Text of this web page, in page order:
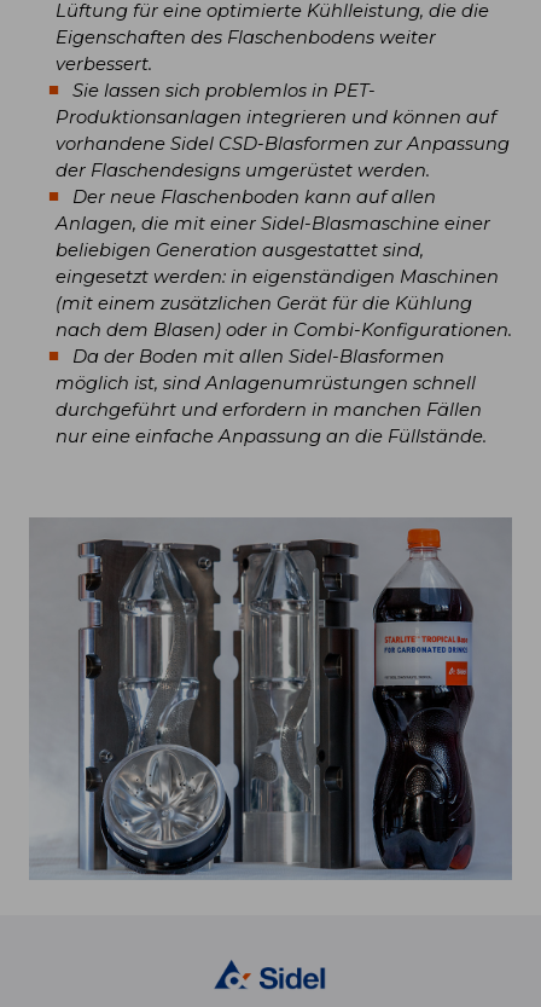
Lüftung für eine optimierte Kühlleistung, die die
Eigenschaften des Flaschenbodens weiter
verbessert.
Sie lassen sich problemlos in PET-
Produktionsanlagen integrieren und können auf
vorhandene Sidel CSD-Blasformen zur Anpassung
der Flaschendesigns umgerüstet werden.
Der neue Flaschenboden kann auf allen
Anlagen, die mit einer Sidel-Blasmaschine einer
beliebigen Generation ausgestattet sind,
eingesetzt werden: in eigenständigen Maschinen
(mit einem zusätzlichen Gerät für die Kühlung
nach dem Blasen) oder in Combi-Konfigurationen.
Da der Boden mit allen Sidel-Blasformen
möglich ist, sind Anlagenumrüstungen schnell
durchgeführt und erfordern in manchen Fällen
nur eine einfache Anpassung an die Füllstände.